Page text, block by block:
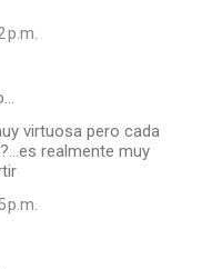
p.m.
virtuosa pero cada
realmente muy
p.m.